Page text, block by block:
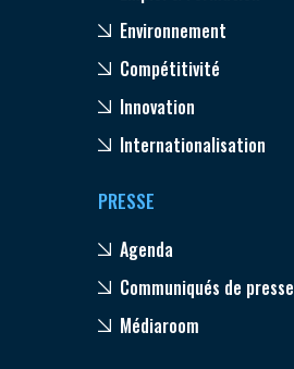
Environnement
Compétitivité
Innovation
Internationalisation
PRESSE
Agenda
Communiqués de presse
Médiaroom